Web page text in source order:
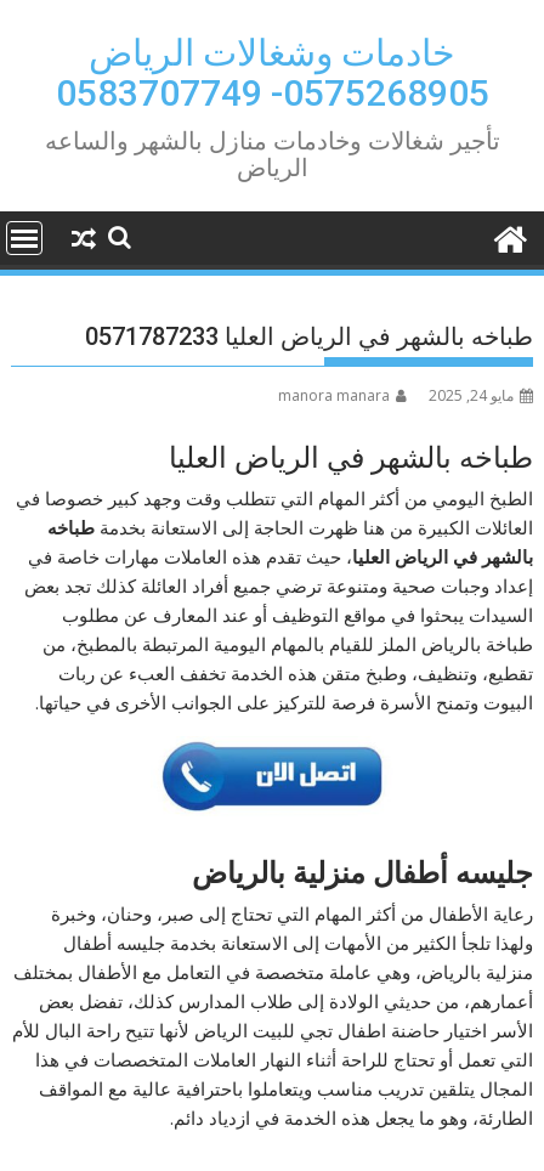
خادمات وشغالات الرياض
0575268905- 0583707749
تأجير شغالات وخادمات منازل بالشهر والساعه
الرياض
طباخه بالشهر في الرياض العليا 0571787233
مايو 24, 2025 manora manara
طباخه بالشهر في الرياض العليا
الطبخ اليومي من أكثر المهام التي تتطلب وقت وجهد كبير خصوصا في
العائلات الكبيرة من هنا ظهرت الحاجة إلى الاستعانة بخدمةطباخه
بالشهر في الرياض العليا، حيث تقدم هذه العاملات مهارات خاصة في
إعداد وجبات صحية ومتنوعة ترضي جميع أفراد العائلة كذلك تجد بعض
السيدات يبحثوا في مواقع التوظيف أو عند المعارف عن مطلوب
طباخة بالرياض الملز للقيام بالمهام اليومية المرتبطة بالمطبخ، من
تقطيع، وتنظيف، وطبخ متقن هذه الخدمة تخفف العبء عن ربات
البيوت وتمنح الأسرة فرصة للتركيز على الجوانب الأخرى في حياتها.
جليسه أطفال منزلية بالرياض
رعاية الأطفال من أكثر المهام التي تحتاج إلى صبر، وحنان، وخبرة
ولهذا تلجأ الكثير من الأمهات إلى الاستعانة بخدمة جليسه أطفال
منزلية بالرياض، وهي عاملة متخصصة في التعامل مع الأطفال بمختلف
أعمارهم، من حديثي الولادة إلى طلاب المدارس كذلك، تفضل بعض
الأسر اختيار حاضنة اطفال تجي للبيت الرياض لأنها تتيح راحة البال للأم
التي تعمل أو تحتاج للراحة أثناء النهار العاملات المتخصصات في هذا
المجال يتلقين تدريب مناسب ويتعاملوا باحترافية عالية مع المواقف
الطارئة، وهو ما يجعل هذه الخدمة في ازدياد دائم.